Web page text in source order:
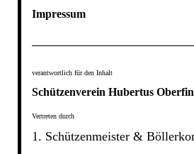
Impressum
verantwortlich für den Inhalt
Schützenverein Hubertus
Vertreten durch
1. Schützenmeister &